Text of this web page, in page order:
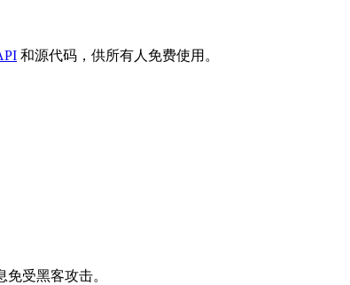
和源代码，供所有人免费使用。
免受黑客攻击。